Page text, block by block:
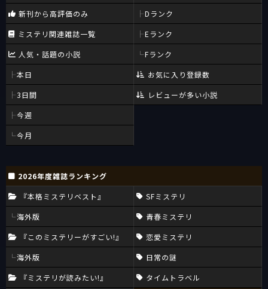
新刊から高評価のみ
ミステリ関連雑誌一覧
人気・話題の小説
本日
3日間
今週
今月
Dランク
Eランク
Fランク
お気に入り登録数
レビューが多い小説
2026年度雑誌ランキング
『本格ミステリベスト』
海外版
『このミステリーがすごい!』
海外版
『ミステリが読みたい!』
SFミステリ
青春ミステリ
恋愛ミステリ
日常の謎
タイムトラベル